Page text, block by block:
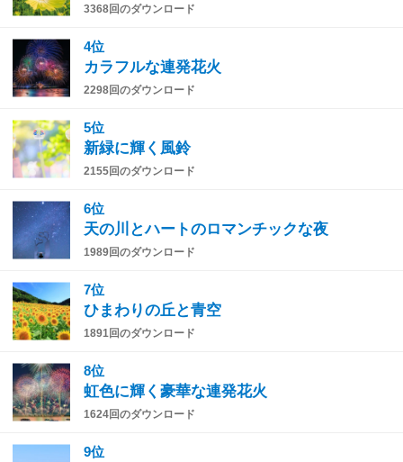
3368回のダウンロード
4位
カラフルな連発花火
2298回のダウンロード
5位
新緑に輝く風鈴
2155回のダウンロード
6位
天の川とハートのロマンチックな夜
1989回のダウンロード
7位
ひまわりの丘と青空
1891回のダウンロード
8位
虹色に輝く豪華な連発花火
1624回のダウンロード
9位